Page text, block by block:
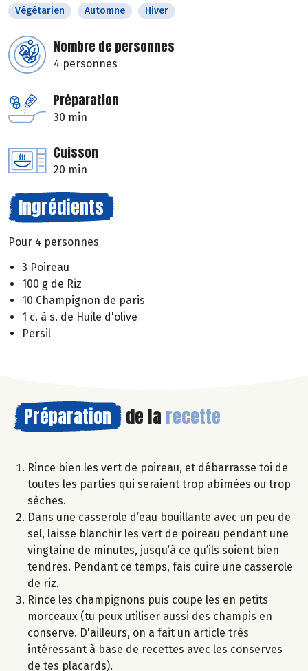
Végétarien
Automne Hiver
Nombre de personnes
4 personnes
Préparation
30 min
Cuisson
20 min
Ingrédients
Pour 4 personnes
3 Poireau
100 g de Riz
10 Champignon de paris
1 c. à s. de Huile d'olive
Persil
Préparation de la recette
Rince bien les vert de poireau, et débarrasse toi de
toutes les parties qui seraient trop abîmées ou trop
sèches.
Dans une casserole d’eau bouillante avec un peu de
sel, laisse blanchir les vert de poireau pendant une
vingtaine de minutes, jusqu’à ce qu’ils soient bien
tendres. Pendant ce temps, fais cuire une casserole
de riz.
Rince les champignons puis coupe les en petits
morceaux (tu peux utiliser aussi des champis en
conserve. D'ailleurs, on a fait un article très
intéressant à base de recettes avec les conserves
de tes placards).